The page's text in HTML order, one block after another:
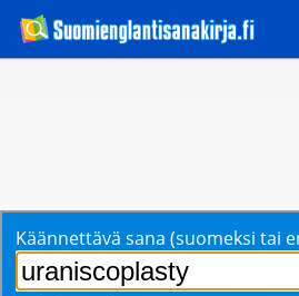
Käännettävä sana (suomeksi tai